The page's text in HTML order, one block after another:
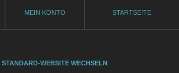
MEIN KONTO STARTSEITE
STANDARD-WEBSITE WECHSELN